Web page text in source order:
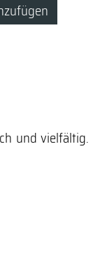
und vielfältig.